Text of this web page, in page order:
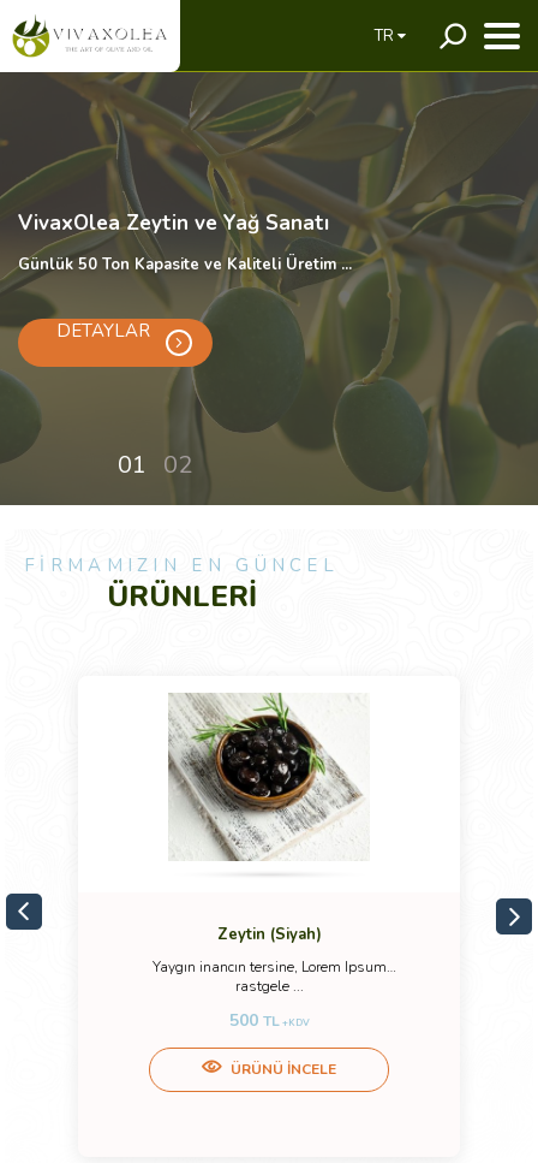
TR
Çok Kaliteli ve Organik, VivaxOlea
Sizin Tutkunuz, Bizim Potansiyelimiz ...
DETAYLAR
01 02
FİRMAMIZIN EN GÜNCEL
ÜRÜNLERİ
Zeytin (Siyah)
Yaygın inancın tersine, Lorem Ipsum
rastgele ...
500 TL+KDV
ÜRÜNÜ İNCELE